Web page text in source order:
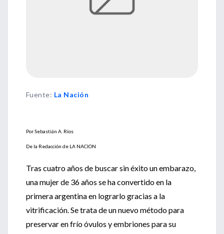
Fuente: La Nación
Por Sebastián A. Ríos
De la Redacción de LA NACION
Tras cuatro años de buscar sin éxito un embarazo,
una mujer de 36 años se ha convertido en la
primera argentina en lograrlo gracias a la
vitrificación. Se trata de un nuevo método para
preservar en frío óvulos y embriones para su